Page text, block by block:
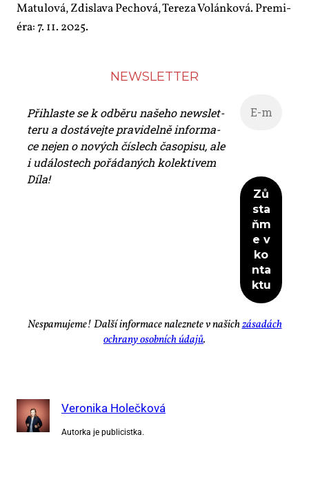
Ma­tu­lo­vá, Zdi­sla­va Pe­cho­vá, Te­re­za Vo­lán­ko­vá. Pre­mi­
é­ra: 7. 11. 2025.
NEWS­LET­TER
Při­hlas­te se k od­bě­ru na­še­ho news­let­
te­ru a do­stá­vej­te pra­vi­del­ně in­for­ma­
ce nejen o no­vých čís­lech ča­so­pi­su, ale
i udá­los­tech po­řá­da­ných ko­lek­ti­vem
Dí­la!
Ne­spa­mu­je­me! Dal­ší in­for­ma­ce na­lez­ne­te v na­šichzá­sa­dách
ochra­ny osob­ních úda­jů.
Veronika Holečková
Autorka je publicistka.